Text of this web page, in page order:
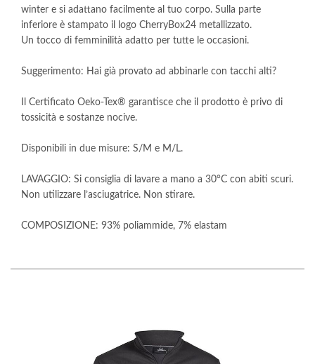
winter e si adattano facilmente al tuo corpo. Sulla parte
inferiore è stampato il logo CherryBox24 metallizzato.
Un tocco di femminilità adatto per tutte le occasioni.
Suggerimento: Hai già provato ad abbinarle con tacchi alti?
Il Certificato Oeko-Tex® garantisce che il prodotto è privo di
tossicità e sostanze nocive.
Disponibili in due misure: S/M e M/L.
LAVAGGIO: Si consiglia di lavare a mano a 30°C con abiti scuri.
Non utilizzare l’asciugatrice. Non stirare.
COMPOSIZIONE: 93% poliammide, 7% elastam